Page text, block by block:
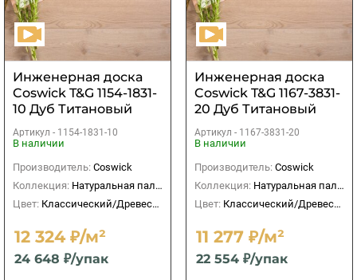
Инженерная доска
Coswick T&G 1154-1831-
10 Дуб Титановый
Артикул - 1154-1831-10
В наличии
Производитель: Coswick
Коллекция: Натуральная палитра
Цвет: Классический/Древесный
12 324 ₽/м²
24 648 ₽/упак
Инженерная доска
Coswick T&G 1167-3831-
20 Дуб Титановый
Артикул - 1167-3831-20
В наличии
Производитель: Coswick
Коллекция: Натуральная палитра
Цвет: Классический/Древесный
11 277 ₽/м²
22 554 ₽/упак